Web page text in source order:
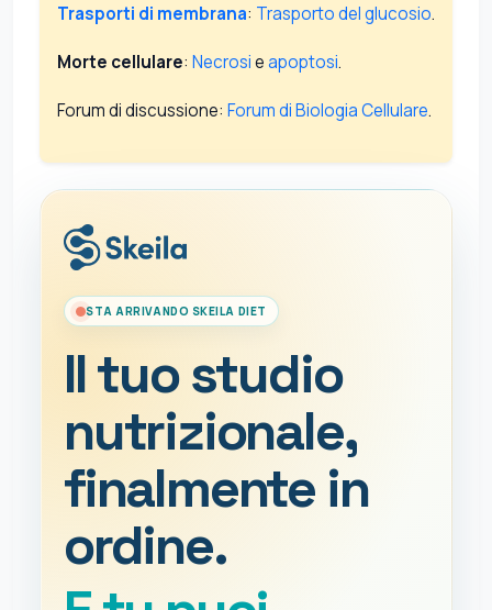
Trasporti di membrana: Trasporto del glucosio.
Morte cellulare: Necrosieapoptosi.
Forum di discussione: Forum di Biologia Cellulare.
STA ARRIVANDO SKEILA DIET
Il tuo studio
nutrizionale,
finalmente in
ordine.